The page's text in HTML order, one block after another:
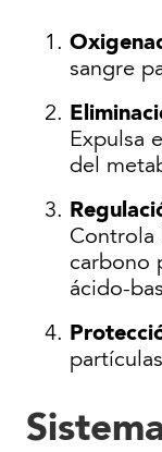
sangre
Expulsa
del
Controla
carbono
ácido-